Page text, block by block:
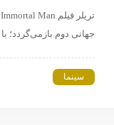
جهانی دوم بازمی‌گردد؛
سینما